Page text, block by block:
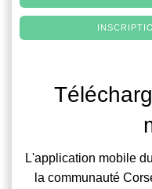
L'application mobile
la communauté